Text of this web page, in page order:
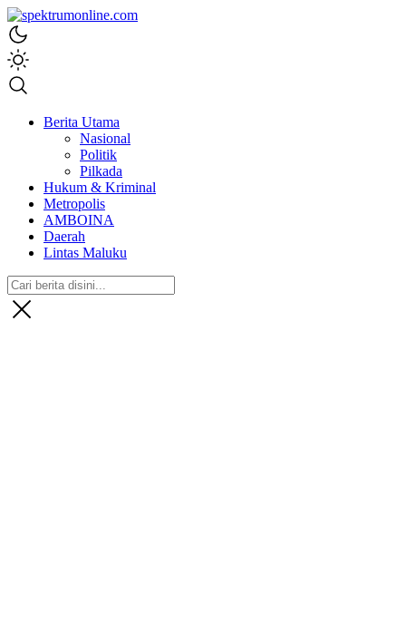
spektrumonline.com
Berita Utama
Nasional
Politik
Pilkada
Hukum & Kriminal
Metropolis
AMBOINA
Daerah
Lintas Maluku